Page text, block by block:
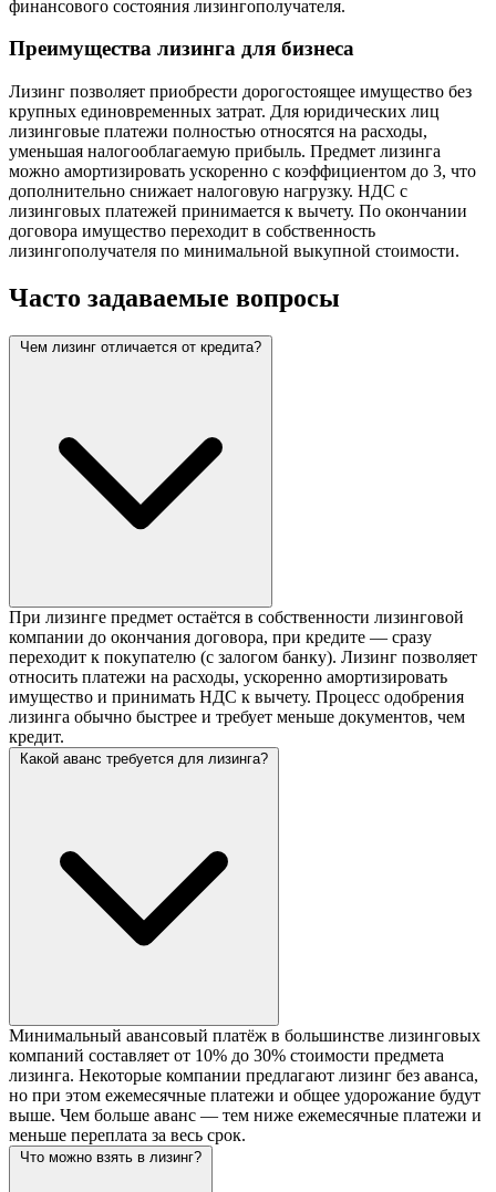
финансового состояния лизингополучателя.
Преимущества лизинга для бизнеса
Лизинг позволяет приобрести дорогостоящее имущество без
крупных единовременных затрат. Для юридических лиц
лизинговые платежи полностью относятся на расходы,
уменьшая налогооблагаемую прибыль. Предмет лизинга
можно амортизировать ускоренно с коэффициентом до 3, что
дополнительно снижает налоговую нагрузку. НДС с
лизинговых платежей принимается к вычету. По окончании
договора имущество переходит в собственность
лизингополучателя по минимальной выкупной стоимости.
Часто задаваемые вопросы
Чем лизинг отличается от кредита?
При лизинге предмет остаётся в собственности лизинговой
компании до окончания договора, при кредите — сразу
переходит к покупателю (с залогом банку). Лизинг позволяет
относить платежи на расходы, ускоренно амортизировать
имущество и принимать НДС к вычету. Процесс одобрения
лизинга обычно быстрее и требует меньше документов, чем
кредит.
Какой аванс требуется для лизинга?
Минимальный авансовый платёж в большинстве лизинговых
компаний составляет от 10% до 30% стоимости предмета
лизинга. Некоторые компании предлагают лизинг без аванса,
но при этом ежемесячные платежи и общее удорожание будут
выше. Чем больше аванс — тем ниже ежемесячные платежи и
меньше переплата за весь срок.
Что можно взять в лизинг?